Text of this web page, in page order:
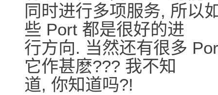
同时进行多项服务, 所以
些 Port 都是很好的进
行方向. 当然还有很多
它作甚麽??? 我不知
道, 你知道吗?!